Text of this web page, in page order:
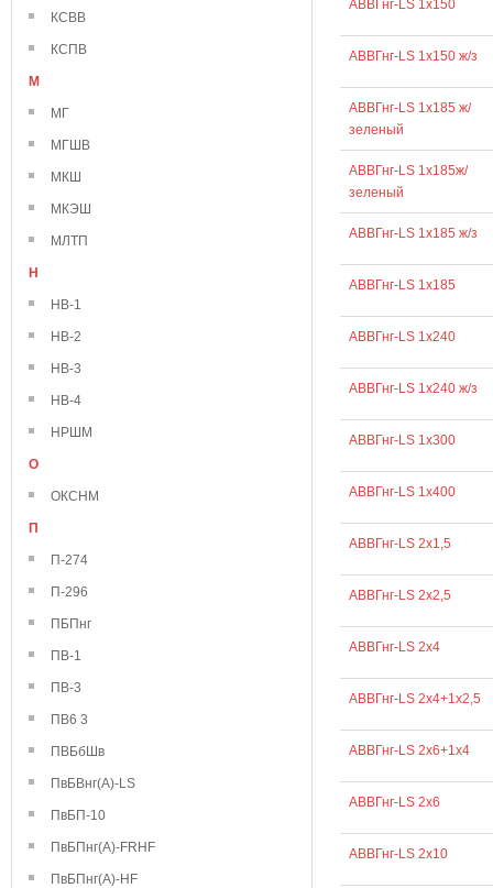
КСВВ
КСПВ
М
МГ
МГШВ
МКШ
МКЭШ
МЛТП
Н
НВ-1
НВ-2
НВ-3
НВ-4
НРШМ
О
ОКСНМ
П
П-274
П-296
ПБПнг
ПВ-1
ПВ-3
ПВ6 3
ПВБбШв
ПвБВнг(А)-LS
ПвБП-10
ПвБПнг(А)-FRHF
ПвБПнг(А)-HF
АВВГнг-LS 1х150
АВВГнг-LS 1х150 ж/з
АВВГнг-LS 1х185 ж/
зеленый
АВВГнг-LS 1х185ж/
зеленый
АВВГнг-LS 1х185 ж/з
АВВГнг-LS 1х185
АВВГнг-LS 1х240
АВВГнг-LS 1х240 ж/з
АВВГнг-LS 1х300
АВВГнг-LS 1х400
АВВГнг-LS 2х1,5
АВВГнг-LS 2х2,5
АВВГнг-LS 2х4
АВВГнг-LS 2х4+1х2,5
АВВГнг-LS 2х6+1х4
АВВГнг-LS 2х6
АВВГнг-LS 2х10